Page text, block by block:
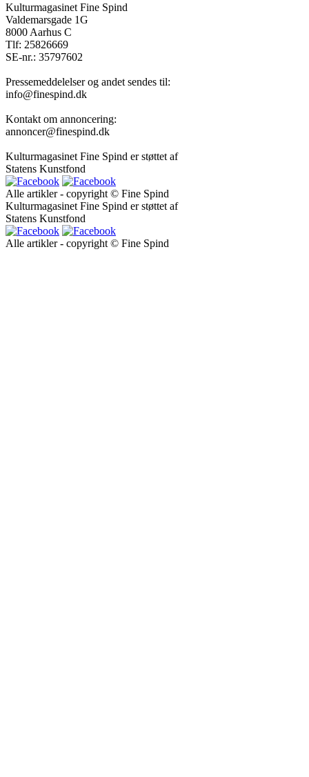
Kulturmagasinet Fine Spind
Valdemarsgade 1G
8000 Aarhus C
Tlf: 25826669
SE-nr.: 35797602
Pressemeddelelser og andet sendes til:
info@finespind.dk
Kontakt om annoncering:
annoncer@finespind.dk
Kulturmagasinet Fine Spind er støttet af
Statens Kunstfond
Alle artikler - copyright © Fine Spind
Kulturmagasinet Fine Spind er støttet af
Statens Kunstfond
Alle artikler - copyright © Fine Spind